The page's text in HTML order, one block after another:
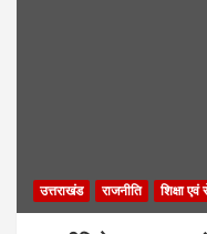
उत्तराखंड राजनीति शिक्षा एवं